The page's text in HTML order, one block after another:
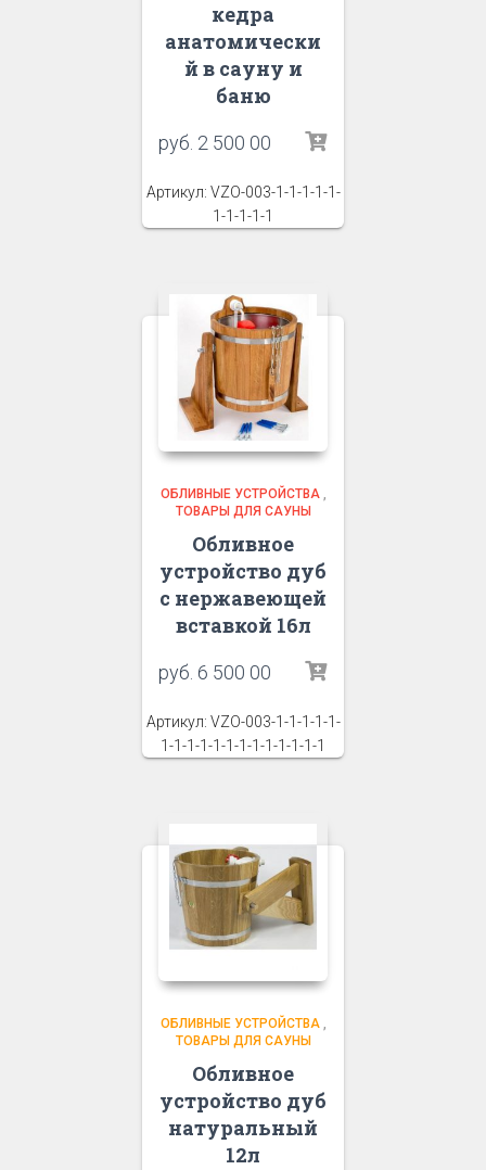
кедра
анатомически
й в сауну и
баню
руб. 2 500 00
Артикул: VZO-003-1-1-1-1-1-
1-1-1-1-1
ОБЛИВНЫЕ УСТРОЙСТВА,
ТОВАРЫ ДЛЯ САУНЫ
Обливное
устройство дуб
с нержавеющей
вставкой 16л
руб. 6 500 00
Артикул: VZO-003-1-1-1-1-1-
1-1-1-1-1-1-1-1-1-1-1-1-1
ОБЛИВНЫЕ УСТРОЙСТВА,
ТОВАРЫ ДЛЯ САУНЫ
Обливное
устройство дуб
натуральный
12л